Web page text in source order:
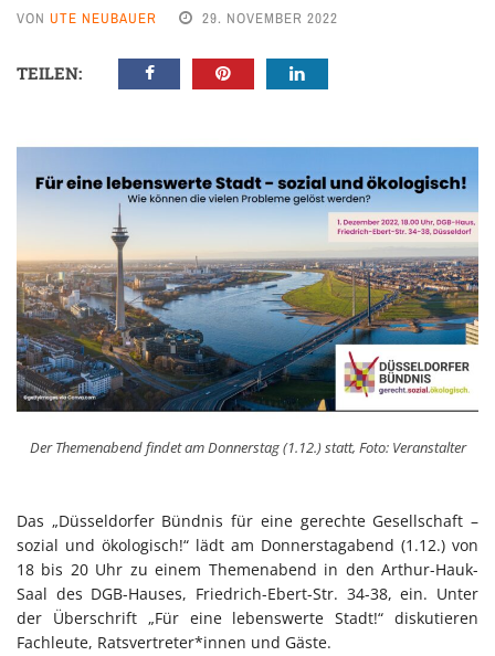
VON UTE NEUBAUER 29. NOVEMBER 2022
TEILEN:
Der Themenabend findet am Donnerstag (1.12.) statt, Foto: Veranstalter
Das „Düsseldorfer Bündnis für eine gerechte Gesellschaft –
sozial und ökologisch!“ lädt am Donnerstagabend (1.12.) von
18 bis 20 Uhr zu einem Themenabend in den Arthur-Hauk-
Saal des DGB-Hauses, Friedrich-Ebert-Str. 34-38, ein. Unter
der Überschrift „Für eine lebenswerte Stadt!“ diskutieren
Fachleute, Ratsvertreter*innen und Gäste.